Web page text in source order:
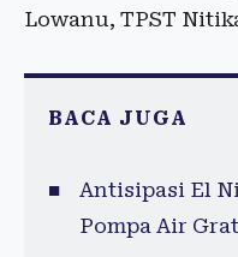
Lowanu, TPST
BACA JUGA
Antisipasi El
Pompa Air